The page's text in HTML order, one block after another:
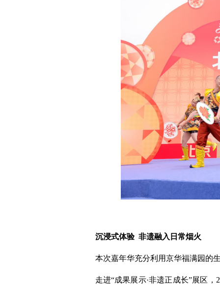
沉浸式体验 非遗融入日常烟火
本次嘉年华充分利用京华福满园的
走进“成果展示·非遗正成长”展区